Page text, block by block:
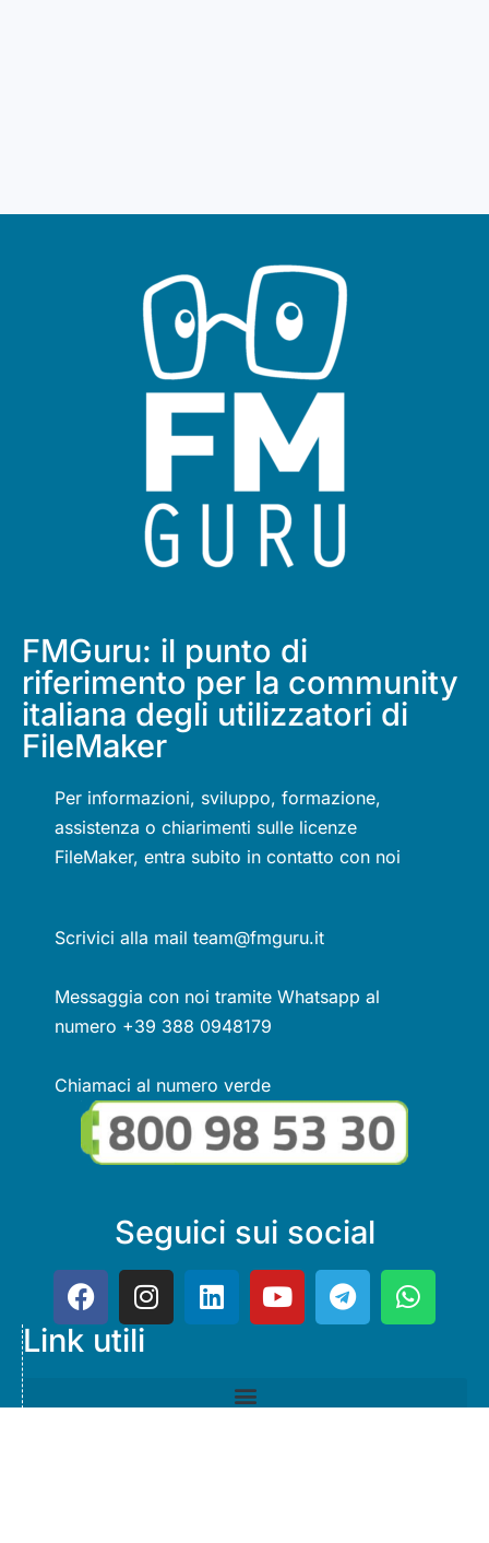
FMGuru: il punto di
riferimento per la community
italiana degli utilizzatori di
FileMaker
Per informazioni, sviluppo, formazione,
assistenza o chiarimenti sulle licenze
FileMaker, entra subito in contatto con noi
Scrivici alla mail team@fmguru.it
Messaggia con noi tramite Whatsapp al
numero +39 388 0948179
Chiamaci al numero verde
Seguici sui social
Link utili